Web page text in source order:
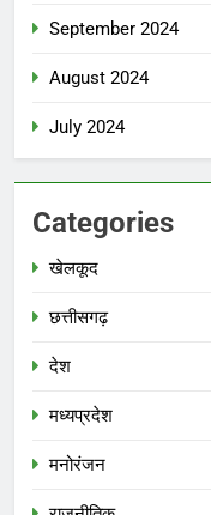
September 2024
August 2024
July 2024
Categories
खेलकूद
छत्तीसगढ़
देश
मध्‍यप्रदेश
मनोरंजन